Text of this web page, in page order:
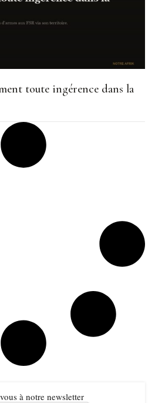
toute ingérence dans la
à notre newsletter